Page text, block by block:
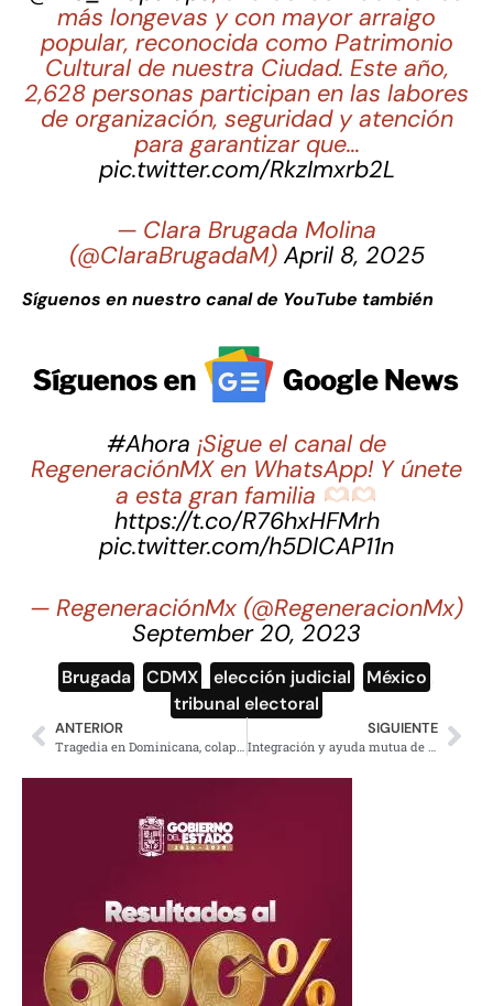
más longevas y con mayor arraigo
popular, reconocida como Patrimonio
Cultural de nuestra Ciudad. Este año,
2,628 personas participan en las labores
de organización, seguridad y atención
para garantizar que…
pic.twitter.com/RkzImxrb2L
— Clara Brugada Molina
(@ClaraBrugadaM) April 8, 2025
Síguenos en nuestro canal de YouTube también
#Ahora ¡Sigue el canal de
RegeneraciónMX en WhatsApp! Y únete
a esta gran familia
https://t.co/R76hxHFMrh
pic.twitter.com/h5DlCAP11n
— RegeneraciónMx (@RegeneracionMx)
September 20, 2023
Brugada CDMX elección judicial México
tribunal electoral
ANTERIOR SIGUIENTE